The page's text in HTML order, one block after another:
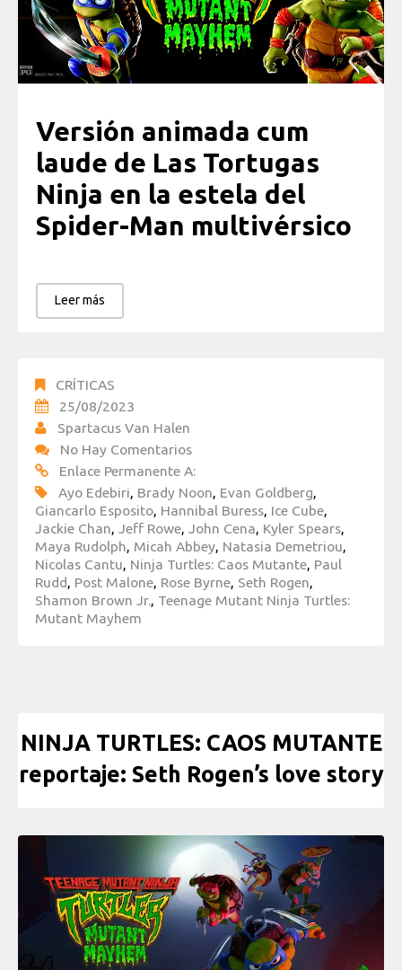
Versión animada cum
laude de Las Tortugas
Ninja en la estela del
Spider-Man multivérsico
Leer más
CRÍTICAS
25/08/2023
Spartacus Van Halen
No Hay Comentarios
Enlace Permanente A:
Ayo Edebiri, Brady Noon, Evan Goldberg,
Giancarlo Esposito, Hannibal Buress, Ice Cube,
Jackie Chan, Jeff Rowe, John Cena, Kyler Spears,
Maya Rudolph, Micah Abbey, Natasia Demetriou,
Nicolas Cantu, Ninja Turtles: Caos Mutante, Paul
Rudd, Post Malone, Rose Byrne, Seth Rogen,
Shamon Brown Jr., Teenage Mutant Ninja Turtles:
Mutant Mayhem
NINJA TURTLES: CAOS MUTANTE
reportaje: Seth Rogen’s love story